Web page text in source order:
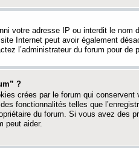
votre adresse IP ou interdit le nom
Internet peut avoir également
l’administrateur du forum pour de
?
crées par le forum qui
fonctionnalités telles que
du forum. Si vous avez des
peut aider.